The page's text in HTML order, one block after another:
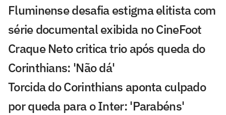
Fluminense desafia estigma elitista com
série documental exibida no CineFoot
Craque Neto critica trio após queda do
Corinthians: 'Não dá'
Torcida do Corinthians aponta culpado
por queda para o Inter: 'Parabéns'